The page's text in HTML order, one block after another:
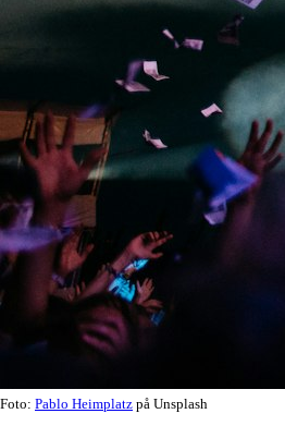
Foto: Pablo Heimplatz på Unsplash